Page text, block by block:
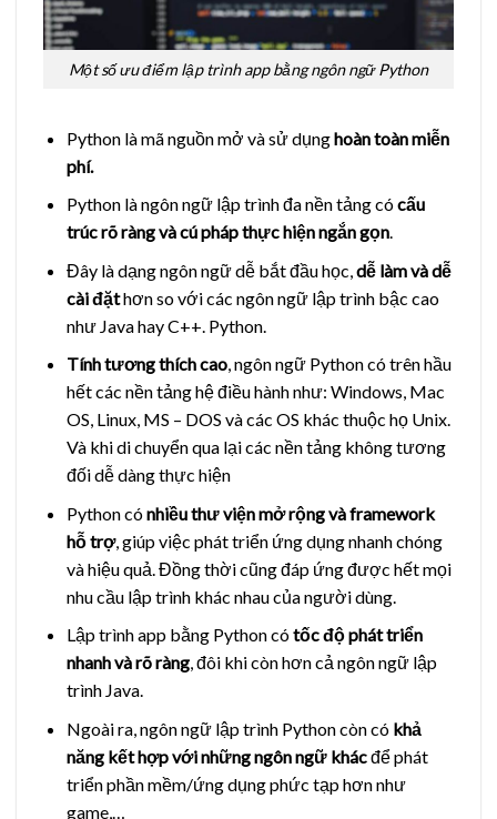
Một số ưu điểm lập trình app bằng ngôn ngữ Python
Python là mã nguồn mở và sử dụnghoàn toàn miễn
phí.
Python là ngôn ngữ lập trình đa nền tảng cócấu
trúc rõ ràng và cú pháp thực hiện ngắn gọn.
Đây là dạng ngôn ngữ dễ bắt đầu học, dễ làm và dễ
cài đặthơn so với các ngôn ngữ lập trình bậc cao
như Java hay C++. Python.
Tính tương thích cao, ngôn ngữ Python có trên hầu
hết các nền tảng hệ điều hành như: Windows, Mac
OS, Linux, MS – DOS và các OS khác thuộc họ Unix.
Và khi di chuyển qua lại các nền tảng không tương
đối dễ dàng thực hiện
Python cónhiều thư viện mở rộng và framework
hỗ trợ, giúp việc phát triển ứng dụng nhanh chóng
và hiệu quả. Đồng thời cũng đáp ứng được hết mọi
nhu cầu lập trình khác nhau của người dùng.
Lập trình app bằng Python cótốc độ phát triển
nhanh và rõ ràng, đôi khi còn hơn cả ngôn ngữ lập
trình Java.
Ngoài ra, ngôn ngữ lập trình Python còn có khả
năng kết hợp với những ngôn ngữ khácđể phát
triển phần mềm/ứng dụng phức tạp hơn như
game,…